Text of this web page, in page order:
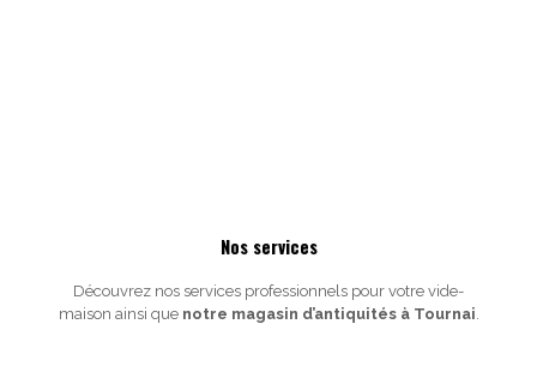
Nos services
Découvrez nos services professionnels pour votre vide-
maison ainsi que notre magasin d’antiquités à Tournai